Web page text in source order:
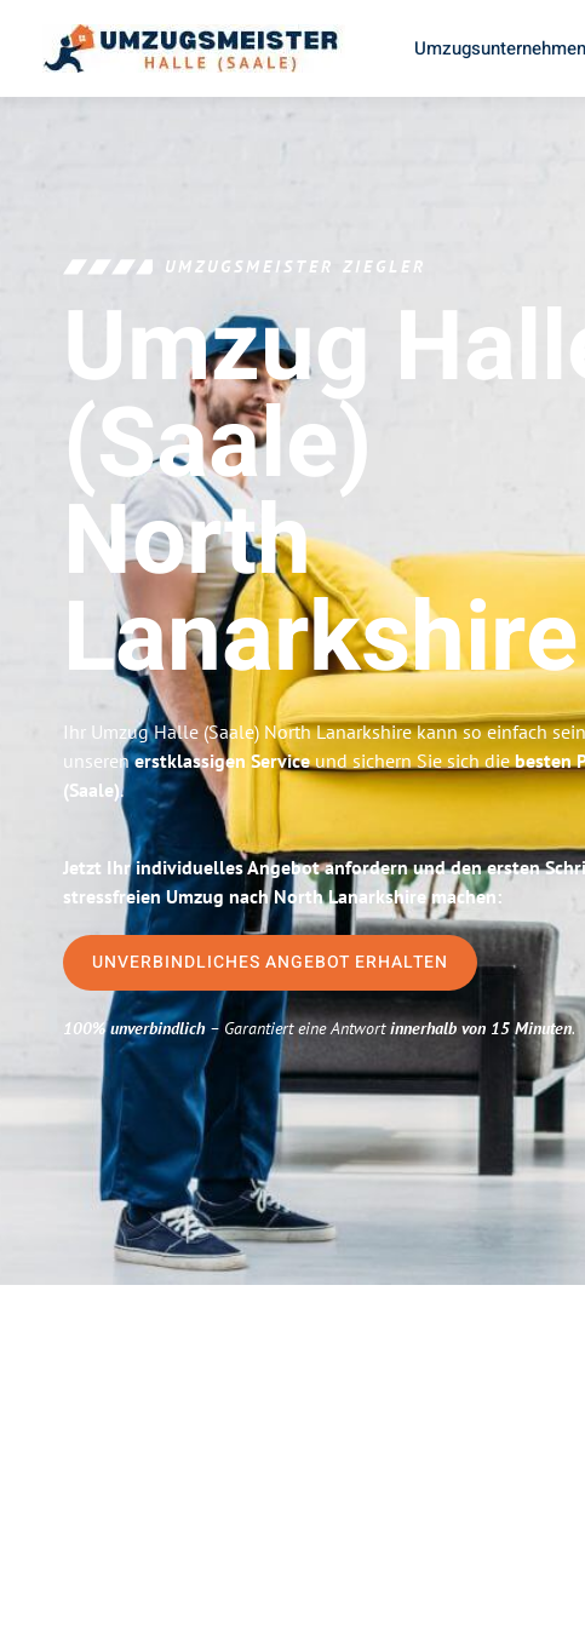
UMZUGSMEISTER ZIEGLER
Umzug
(Saale)
North
Lanarkshire
Ihr Umzug Halle (Saale) North Lanarkshire kann so einfach
unserenerstklassigen Serviceund sichern Sie sich diebesten
(Saale).
Jetzt Ihr individuelles Angebot anfordern und den ersten
stressfreien Umzug nach North Lanarkshire machen:
UNVERBINDLICHES ANGEBOT ERHALTEN
100% unverbindlich– Garantiert eine Antwortinnerhalb von 15 Minuten.